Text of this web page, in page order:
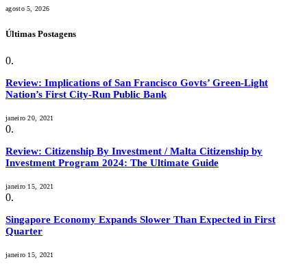
agosto 5, 2026
Últimas Postagens
Review: Implications of San Francisco Govts’ Green-Light
Nation’s First City-Run Public Bank
janeiro 20, 2021
Review: Citizenship By Investment / Malta Citizenship by
Investment Program 2024: The Ultimate Guide
janeiro 15, 2021
Singapore Economy Expands Slower Than Expected in First
Quarter
janeiro 15, 2021